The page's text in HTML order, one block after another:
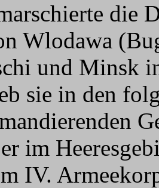
die
Wlodawa
und Minsk
sie in den
im
IV.